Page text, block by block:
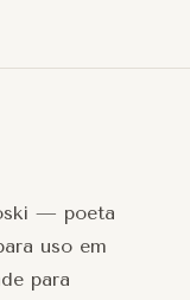
— poeta
uso em
para